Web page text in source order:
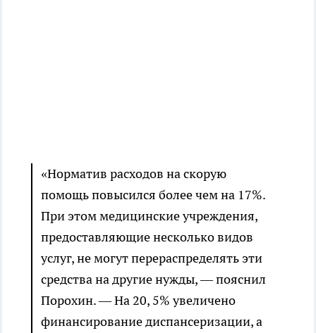
«Норматив расходов на скорую
помощь повысился более чем на 17%.
При этом медицинские учреждения,
предоставляющие несколько видов
услуг, не могут перераспределять эти
средства на другие нужды, — пояснил
Порохин. — На 20, 5% увеличено
финансирование диспансеризации, а